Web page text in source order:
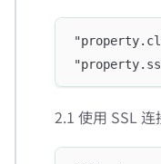
2.1 使用 SSL 连